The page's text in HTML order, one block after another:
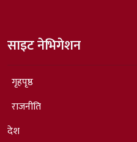
साइट नेभिगेशन
गृहपृष्ठ
राजनीति
देश